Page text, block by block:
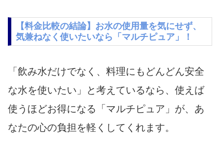
【料金比較の結論】お水の使用量を気にせず、
気兼ねなく使いたいなら「マルチピュア」！
「飲み水だけでなく、料理にもどんどん安全
な水を使いたい」と考えているなら、使えば
使うほどお得になる「マルチピュア」が、あ
なたの心の負担を軽くしてくれます。